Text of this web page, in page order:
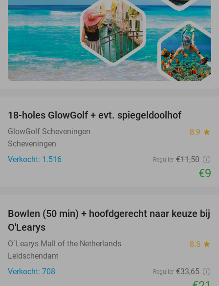
18-holes GlowGolf + evt. spiegeldoolhof
GlowGolf Scheveningen 8.9 star
Scheveningen
Verkocht: 1.516
Regulier €11,50
€9
38%
Bowlen (50 min) + hoofdgerecht naar keuze bij
O'Learys
O´Learys Mall of the Netherlands 8.5 star
Leidschendam
Verkocht: 708
Regulier €33,65